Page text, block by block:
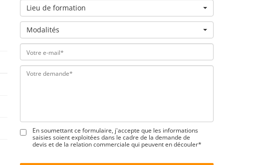
Lieu de formation
Modalités
En soumettant ce formulaire, j'accepte que les informations
saisies soient exploitées dans le cadre de la demande de
devis et de la relation commerciale qui peuvent en découler*